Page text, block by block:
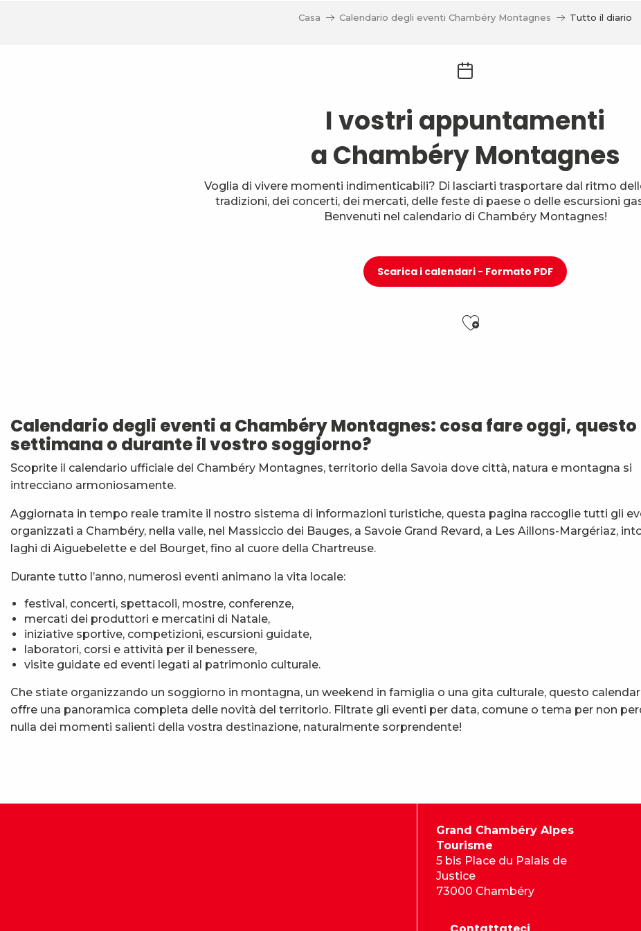
Casa Calendario degli eventi Chambéry Montagnes Tutto il diario
I vostri appuntamenti
a Chambéry Montagnes
Voglia di vivere momenti indimenticabili? Di lasciarti trasportare dal ritmo
tradizioni, dei concerti, dei mercati, delle feste di paese o delle escursioni
Benvenuti nel calendario di Chambéry Montagnes!
Scarica i calendari - Formato PDF
Ajouter aux
7ème Symposium de sculpture et rencontre d'artistes
Exposition : Messages/Images, graphisme d'intérêt général
Exposition de peinture Martine Sainte Mareville
Festi'Fecl
Festival Musique et Nature en Bauges
Visita guidata : la Santa Capella e il Castello dei Duchi
Passage en mode estival des piscines d'agglomération
Exposition : Quand la matière s'éveille
Exposition : Jour sur la nuit
Calendario degli eventi a Chambéry Montagnes: cosa fare oggi,
settimana o durante il vostro soggiorno?
Scoprite il calendario ufficiale del Chambéry Montagnes, territorio della Savoia dove città, natura e montagna si
intrecciano armoniosamente.
Aggiornata in tempo reale tramite il nostro sistema di informazioni turistiche, questa pagina raccoglie tutti gli
organizzati a Chambéry, nella valle, nel Massiccio dei Bauges, a Savoie Grand Revard, a Les Aillons-Margériaz,
laghi di Aiguebelette e del Bourget, fino al cuore della Chartreuse.
Durante tutto l’anno, numerosi eventi animano la vita locale:
festival, concerti, spettacoli, mostre, conferenze,
mercati dei produttori e mercatini di Natale,
iniziative sportive, competizioni, escursioni guidate,
laboratori, corsi e attività per il benessere,
visite guidate ed eventi legati al patrimonio culturale.
Che stiate organizzando un soggiorno in montagna, un weekend in famiglia o una gita culturale, questo
offre una panoramica completa delle novità del territorio. Filtrate gli eventi per data, comune o tema per non
nulla dei momenti salienti della vostra destinazione, naturalmente sorprendente!
Grand Chambéry Alpes
Tourisme
5 bis Place du Palais de
Justice
73000 Chambéry